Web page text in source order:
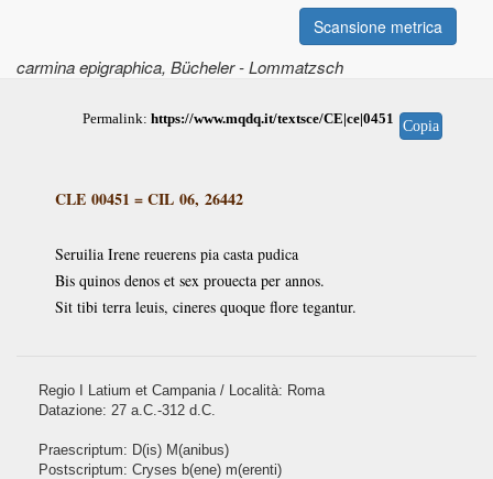
Scansione metrica
carmina epigraphica, Bücheler - Lommatzsch
Permalink: https://www.mqdq.it/textsce/CE|ce|0451 Copia
CLE 00451 =CIL 06, 26442
Seruilia Irene reuerens pia casta pudica
Bis quinos denos et sex prouecta per annos.
Sit tibi terra leuis, cineres quoque flore tegantur.
Regio I Latium et Campania / Località: Roma
Datazione: 27 a.C.-312 d.C.
Praescriptum: D(is) M(anibus)
Postscriptum: Cryses b(ene) m(erenti)